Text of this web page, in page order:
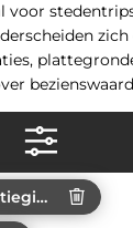
voor
zich
Reisgidsen en vakantiegidsen